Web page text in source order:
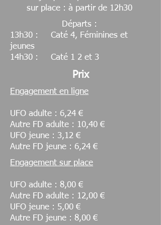
sur place : à partir de 12h30
Départs :
13h30 : Caté 4, Féminines et
jeunes
14h30 : Caté 1 2 et 3
Prix
Engagement en ligne
UFO adulte : 6,24 €
Autre FD adulte : 10,40 €
UFO jeune : 3,12 €
Autre FD jeune : 6,24 €
Engagement sur place
UFO adulte : 8,00 €
Autre FD adulte : 12,00 €
UFO jeune : 5,00 €
Autre FD jeune : 8,00 €